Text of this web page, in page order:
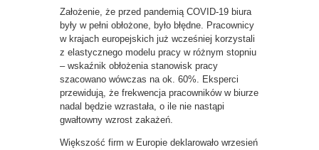
Założenie, że przed pandemią COVID-19 biura
były w pełni obłożone, było błędne. Pracownicy
w krajach europejskich już wcześniej korzystali
z elastycznego modelu pracy w różnym stopniu
– wskaźnik obłożenia stanowisk pracy
szacowano wówczas na ok. 60%. Eksperci
przewidują, że frekwencja pracowników w biurze
nadal będzie wzrastała, o ile nie nastąpi
gwałtowny wzrost zakażeń.
Większość firm w Europie deklarowało wrzesień